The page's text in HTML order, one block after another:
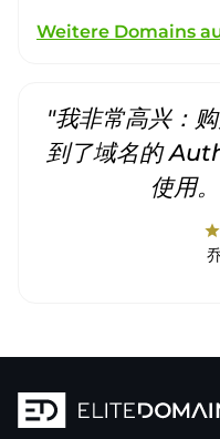
Weitere Domains
"我非常高兴：
到了域名的
使用
star